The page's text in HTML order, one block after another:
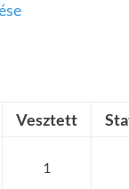
Vesztett
1